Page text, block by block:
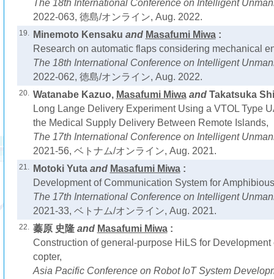
The 18th International Conference on Intelligent
2022-063, 徳島/オンライン, Aug. 2022.
19. Minemoto Kensaku and Masafumi Miwa:
Research on automatic flaps considering mechanical
The 18th International Conference on Intelligent
2022-062, 徳島/オンライン, Aug. 2022.
20. Watanabe Kazuo, Masafumi Miwaand Takatsuka
Long Lange Delivery Experiment Using a VTOL Type
the Medical Supply Delivery Between Remote Islands,
The 17th International Conference on Intelligent
2021-56, ベトナム/オンライン, Aug. 2021.
21. Motoki Yutaand Masafumi Miwa:
Development of Communication System for
The 17th International Conference on Intelligent
2021-33, ベトナム/オンライン, Aug. 2021.
22. 蓁原 史隆and Masafumi Miwa:
Construction of general-purpose HiLS for
copter,
Asia Pacific Conference on Robot IoT System